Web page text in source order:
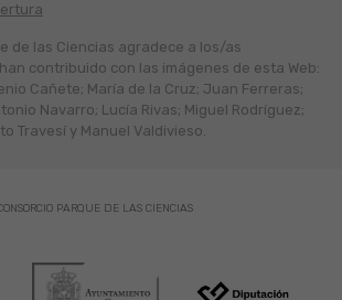
de las Ciencias agradece a los/as
contribuido con las imágenes de esta Web:
Cañete; María de la Cruz; Juan Ferreras;
Navarro; Lucía Rivas; Miguel Rodríguez;
Travesí y Manuel Valdivieso.
PARQUE DE LAS CIENCIAS